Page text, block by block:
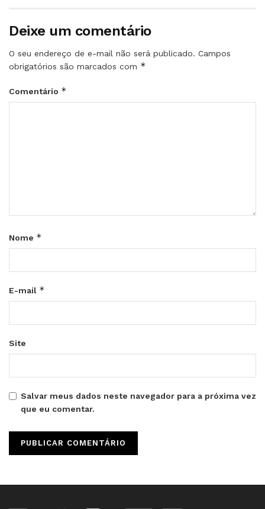
Deixe um comentário
O seu endereço de e-mail não será publicado. Campos
obrigatórios são marcados com *
Comentário *
Nome *
E-mail *
Site
Salvar meus dados neste navegador para a próxima vez
que eu comentar.